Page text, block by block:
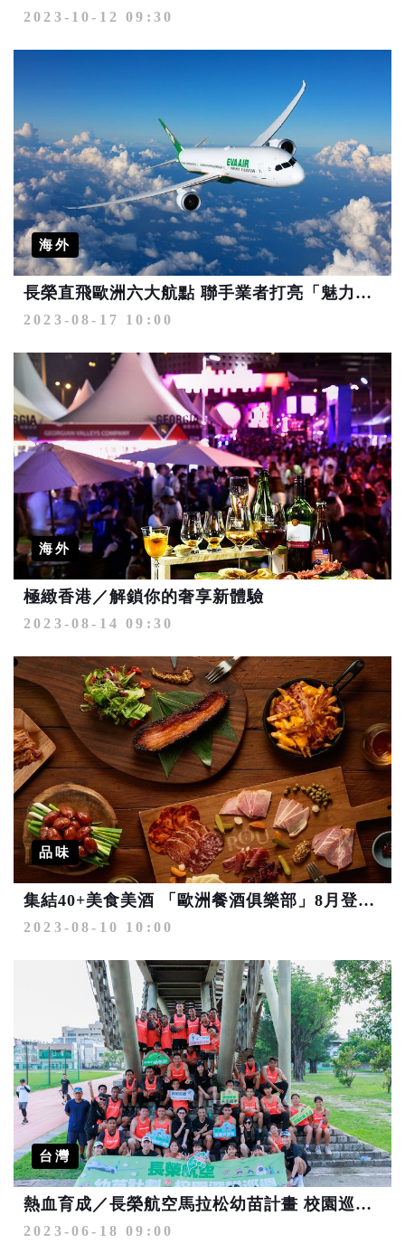
2023-10-12 09:30
海外
長榮直飛歐洲六大航點 聯手業者打亮「魅力歐洲」旅遊品牌
2023-08-17 10:00
海外
極緻香港／解鎖你的奢享新體驗
2023-08-14 09:30
品味
集結40+美食美酒 「歐洲餐酒俱樂部」8月登場 再送長榮機票遊歐洲！
2023-08-10 10:00
台灣
熱血育成／長榮航空馬拉松幼苗計畫 校園巡迴鼓勵青少年挑戰自我
2023-06-18 09:00